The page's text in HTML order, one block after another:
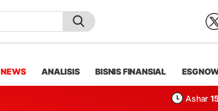
NEWS ANALISIS BISNIS FINANSIAL
Ashar